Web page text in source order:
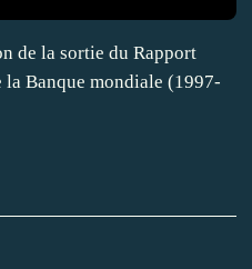
de la sortie du Rapport
Banque mondiale (1997-